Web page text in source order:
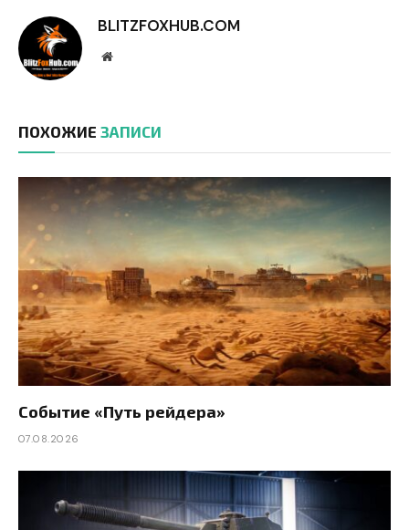
BLITZFOXHUB.COM
Website
ПОХОЖИЕ ЗАПИСИ
Событие «Путь рейдера»
07.08.2026